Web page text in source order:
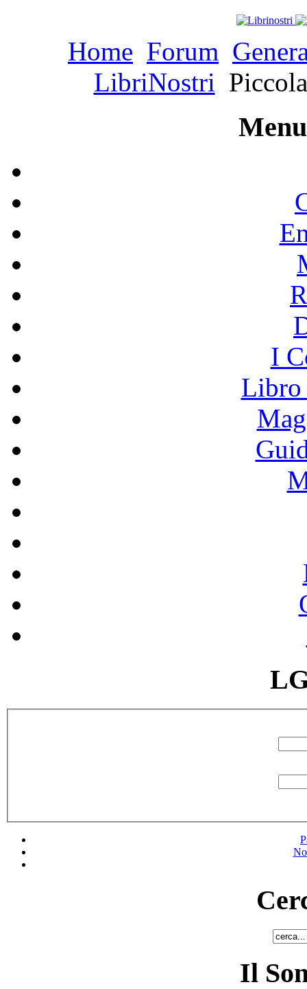
Home Forum
LibriNostri
I
Libro
Il